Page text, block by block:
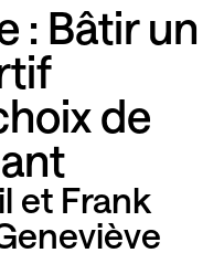
: Bâtir un
de
et Frank